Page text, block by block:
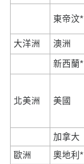
東帝汶*
大洋洲
澳洲
新西蘭*
北美洲 美國
加拿大
歐洲
奧地利*